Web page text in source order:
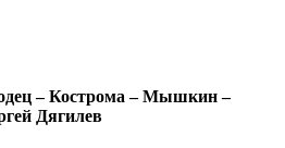
– Кострома – Мышкин –
Дягилев